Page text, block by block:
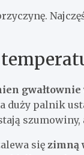
gwałtownie
duży palnik
szumowiny,
się zimną